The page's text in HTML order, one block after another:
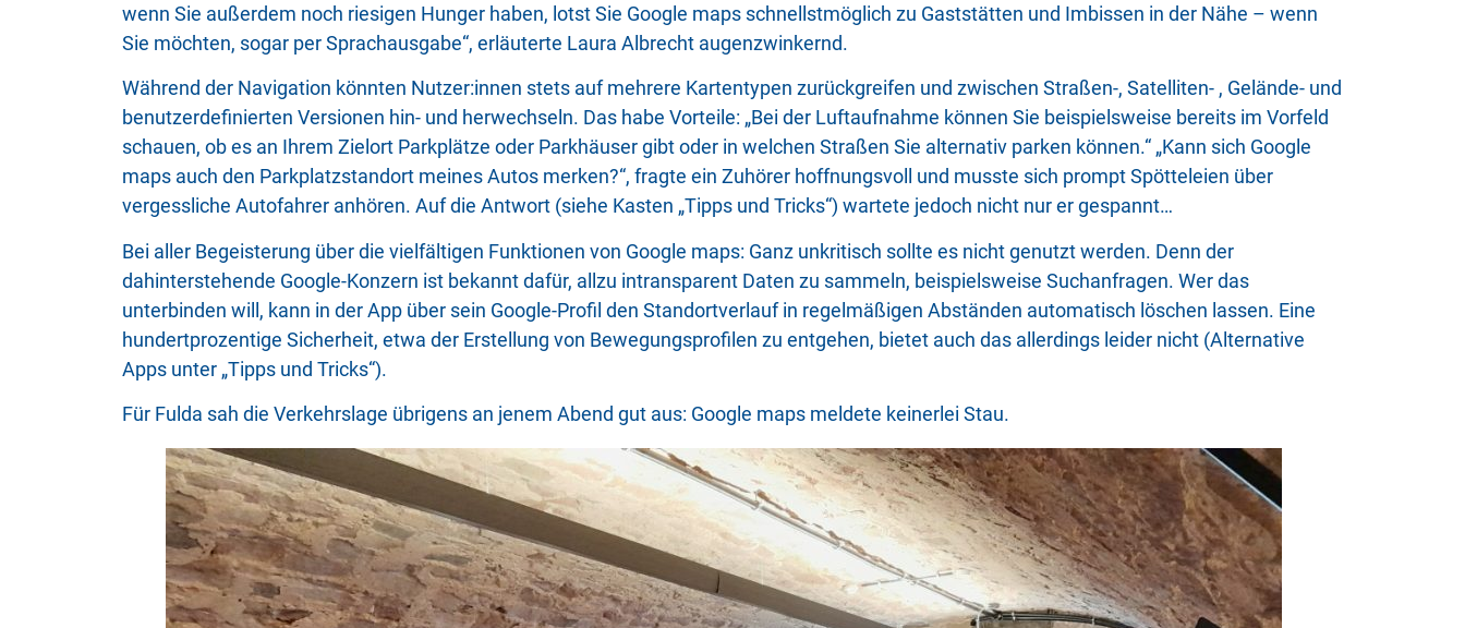
wenn Sie außerdem noch riesigen Hunger haben, lotst Sie Google maps schnellstmöglich zu Gaststätten und Imbissen in der Nähe – wenn
Sie möchten, sogar per Sprachausgabe“, erläuterte Laura Albrecht augenzwinkernd.
Während der Navigation könnten Nutzer:innen stets auf mehrere Kartentypen zurückgreifen und zwischen Straßen-, Satelliten- , Gelände- und
benutzerdefinierten Versionen hin- und herwechseln. Das habe Vorteile: „Bei der Luftaufnahme können Sie beispielsweise bereits im Vorfeld
schauen, ob es an Ihrem Zielort Parkplätze oder Parkhäuser gibt oder in welchen Straßen Sie alternativ parken können.“ „Kann sich Google
maps auch den Parkplatzstandort meines Autos merken?“, fragte ein Zuhörer hoffnungsvoll und musste sich prompt Spötteleien über
vergessliche Autofahrer anhören. Auf die Antwort (siehe Kasten „Tipps und Tricks“) wartete jedoch nicht nur er gespannt…
Bei aller Begeisterung über die vielfältigen Funktionen von Google maps: Ganz unkritisch sollte es nicht genutzt werden. Denn der
dahinterstehende Google-Konzern ist bekannt dafür, allzu intransparent Daten zu sammeln, beispielsweise Suchanfragen. Wer das
unterbinden will, kann in der App über sein Google-Profil den Standortverlauf in regelmäßigen Abständen automatisch löschen lassen. Eine
hundertprozentige Sicherheit, etwa der Erstellung von Bewegungsprofilen zu entgehen, bietet auch das allerdings leider nicht (Alternative
Apps unter „Tipps und Tricks“).
Für Fulda sah die Verkehrslage übrigens an jenem Abend gut aus: Google maps meldete keinerlei Stau.